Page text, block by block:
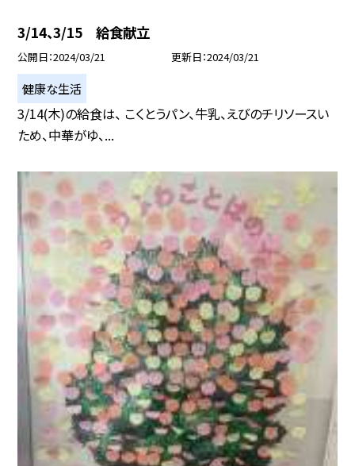
3/14、3/15 給食献立
公開日 2024/03/21 更新日 2024/03/21
健康な生活
3/14(木)の給食は、 こくとうパン、牛乳、えびのチリソースい
ため、中華がゆ、...